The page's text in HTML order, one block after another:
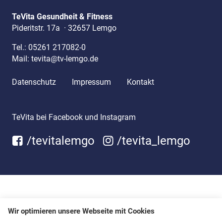
TeVita Gesundheit & Fitness
Pideritstr. 17a · 32657 Lemgo
Tel.: 05261 217082-0
Mail: tevita@tv-lemgo.de
Datenschutz Impressum Kontakt
TeVita bei Facebook und Instagram
/tevitalemgo /tevita_lemgo
Wir optimieren unsere Webseite mit Cookies